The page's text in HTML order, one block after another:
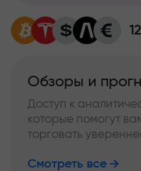
Обзоры и
Доступ к
которые помогут
торговать
Смотреть все